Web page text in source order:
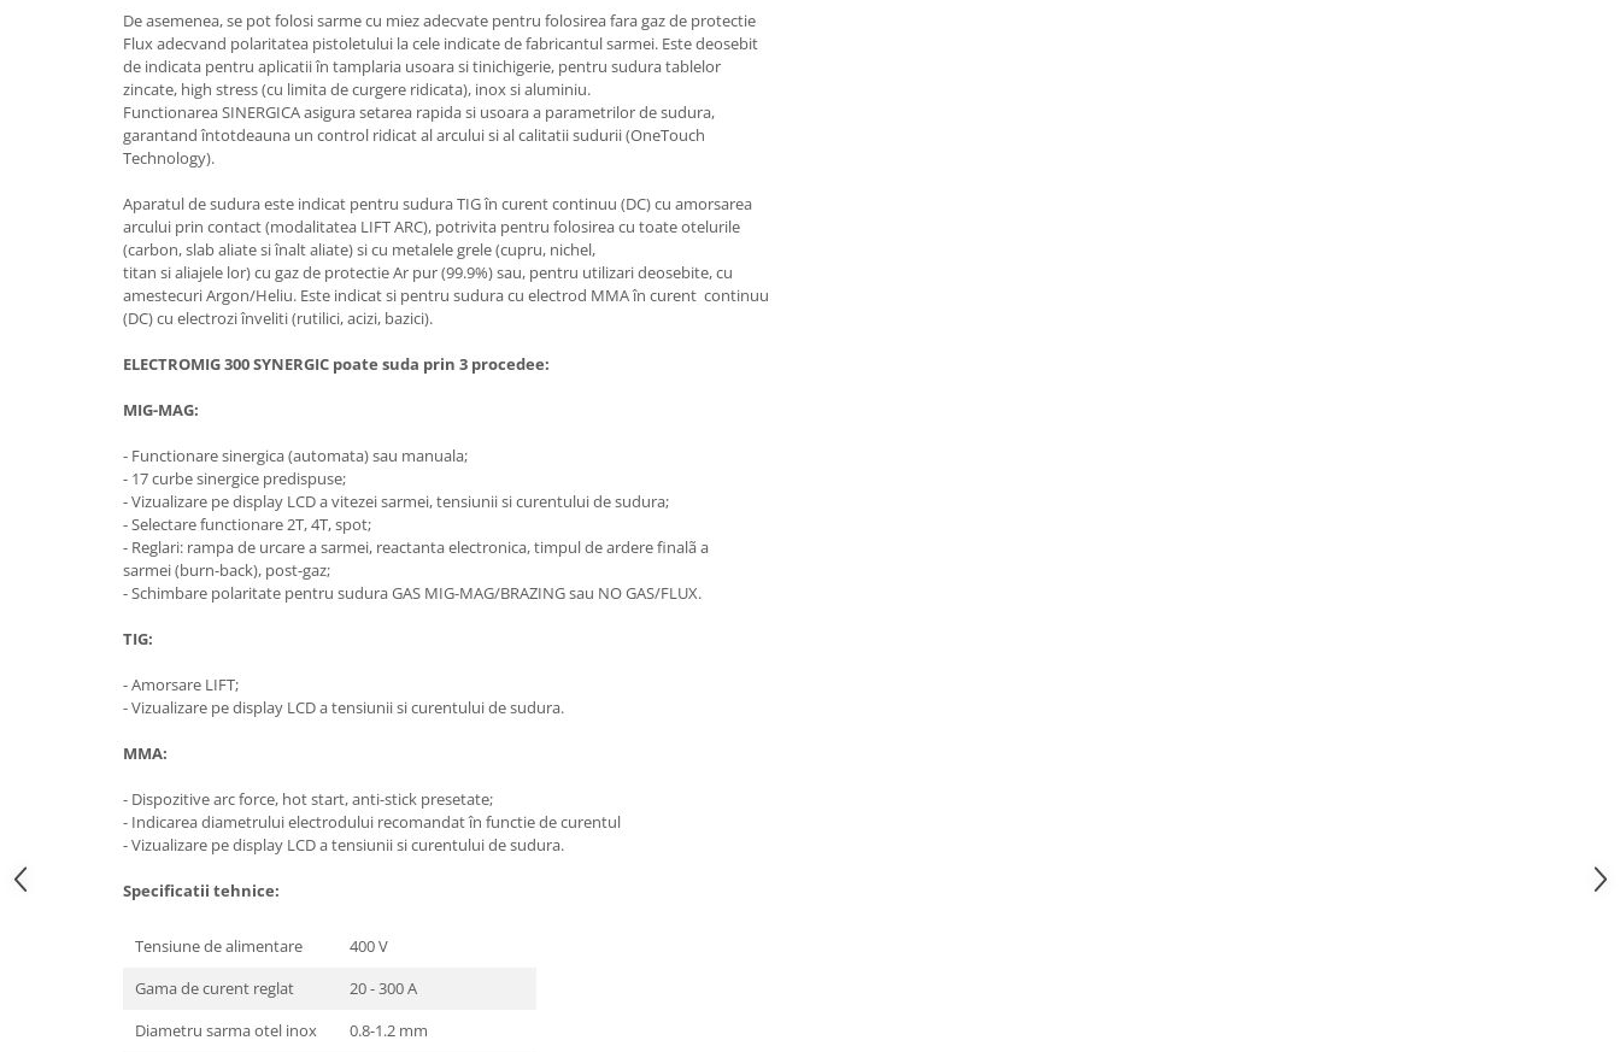
Generatoare de curent continuu
Statii de alimentare portabile
Utilaje agricole
Motocultoare
Motocositoare
Accesorii utilaje agricole
Pachete motocultoare
Minitractoare
Vehicule utilitare
Masini de tuns gazon
Aparate de spalat cu presiune
Foarfece gard viu
Freze de zapada
Despicatoare busteni
Motoferastraie
Atomizoare si pulverizatoare
Tocatoare resturi vegetale
Maturi rotative
Solutii depozitare
Casute gradina
De asemenea, se pot folosi sarme cu miez adecvate pentru folosirea fara gaz de protectie
Flux adecvand polaritatea pistoletului la cele indicate de fabricantul sarmei. Este deosebit
de indicata pentru aplicatii în tamplaria usoara si tinichigerie, pentru sudura tablelor
zincate, high stress (cu limita de curgere ridicata), inox si aluminiu.
Functionarea SINERGICA asigura setarea rapida si usoara a parametrilor de sudura,
garantand întotdeauna un control ridicat al arcului si al calitatii sudurii (OneTouch
Technology).
Aparatul de sudura este indicat pentru sudura TIG în curent continuu (DC) cu amorsarea
arcului prin contact (modalitatea LIFT ARC), potrivita pentru folosirea cu toate otelurile
(carbon, slab aliate si înalt aliate) si cu metalele grele (cupru, nichel,
titan si aliajele lor) cu gaz de protectie Ar pur (99.9%) sau, pentru utilizari deosebite, cu
amestecuri Argon/Heliu. Este indicat si pentru sudura cu electrod MMA în curent continuu
(DC) cu electrozi înveliti (rutilici, acizi, bazici).
ELECTROMIG 300 SYNERGIC poate suda prin 3 procedee:
MIG-MAG:
- Functionare sinergica (automata) sau manuala;
- 17 curbe sinergice predispuse;
- Vizualizare pe display LCD a vitezei sarmei, tensiunii si curentului de sudura;
- Selectare functionare 2T, 4T, spot;
- Reglari: rampa de urcare a sarmei, reactanta electronica, timpul de ardere finalã a
sarmei (burn-back), post-gaz;
- Schimbare polaritate pentru sudura GAS MIG-MAG/BRAZING sau NO GAS/FLUX.
TIG:
- Amorsare LIFT;
- Vizualizare pe display LCD a tensiunii si curentului de sudura.
MMA:
- Dispozitive arc force, hot start, anti-stick presetate;
- Indicarea diametrului electrodului recomandat în functie de curentul
- Vizualizare pe display LCD a tensiunii si curentului de sudura.
Specificatii tehnice:
Tensiune de alimentare
400 V
Gama de curent reglat
20 - 300 A
Diametru sarma otel inox
0.8-1.2 mm